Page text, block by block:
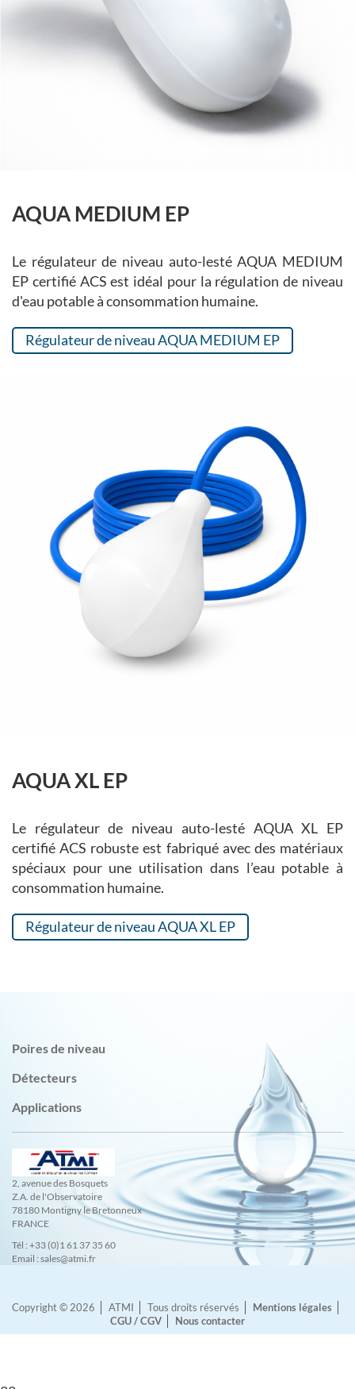
AQUA MEDIUM EP
Le régulateur de niveau auto-lesté AQUA MEDIUM
EP certifié ACS est idéal pour la régulation de niveau
d'eau potable à consommation humaine.
Régulateur de niveau AQUA MEDIUM EP
AQUA XL EP
Le régulateur de niveau auto-lesté AQUA XL EP
certifié ACS robuste est fabriqué avec des matériaux
spéciaux pour une utilisation dans l’eau potable à
consommation humaine.
Régulateur de niveau AQUA XL EP
Poires de niveau
Détecteurs
Applications
2, avenue des Bosquets
Z.A. de l'Observatoire
78180 Montigny le Bretonneux
FRANCE
Tél : +33 (0)1 61 37 35 60
Email : sales@atmi.fr
Copyright © 2026 ATMI Tous droits réservés
Mentions légales
CGU / CGV
Nous contacter